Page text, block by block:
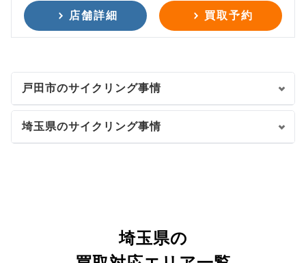
店舗詳細 買取予約
戸田市のサイクリング事情
埼玉県のサイクリング事情
埼玉県の